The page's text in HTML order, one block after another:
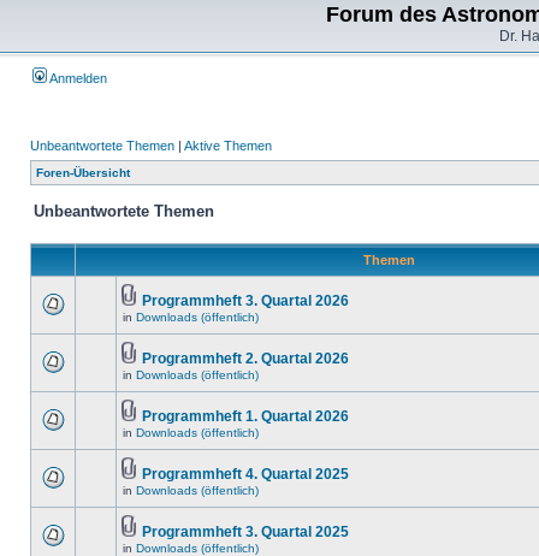
Forum des
Dr.
Anmelden
Unbeantwortete Themen | Aktive Themen
Foren-Übersicht
Unbeantwortete Themen
Themen
Programmheft 3. Quartal 2026
in Downloads (öffentlich)
Programmheft 2. Quartal 2026
in Downloads (öffentlich)
Programmheft 1. Quartal 2026
in Downloads (öffentlich)
Programmheft 4. Quartal 2025
in Downloads (öffentlich)
Programmheft 3. Quartal 2025
in Downloads (öffentlich)